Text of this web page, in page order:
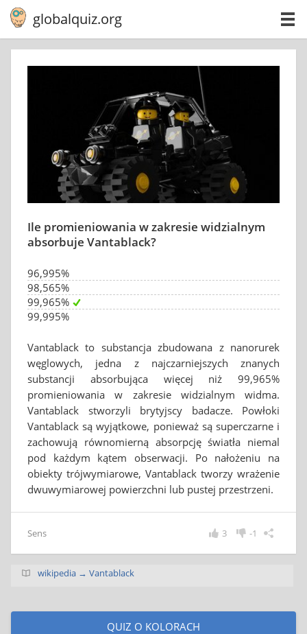
globalquiz.org
Ile promieniowania w zakresie widzialnym
absorbuje Vantablack?
96,995%
98,565%
99,965%
99,995%
Vantablack to substancja zbudowana z nanorurek
węglowych, jedna z najczarniejszych znanych
substancji absorbująca więcej niż 99,965%
promieniowania w zakresie widzialnym widma.
Vantablack stworzyli brytyjscy badacze. Powłoki
Vantablack są wyjątkowe, ponieważ są superczarne i
zachowują równomierną absorpcję światła niemal
pod każdym kątem obserwacji. Po nałożeniu na
obiekty trójwymiarowe, Vantablack tworzy wrażenie
dwuwymiarowej powierzchni lub pustej przestrzeni.
Sens -1
3
wikipedia → Vantablack
QUIZ O KOLORACH